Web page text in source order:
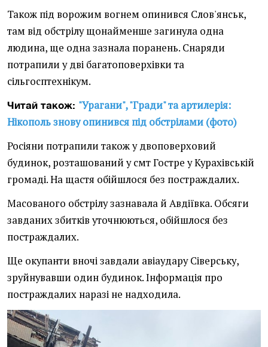
Також під ворожим вогнем опинився Слов'янськ,
там від обстрілу щонайменше загинула одна
людина, ще одна зазнала поранень. Снаряди
потрапили у дві багатоповерхівки та
сільгосптехнікум.
Читай також: "Урагани", "Гради" та артилерія:
Нікополь знову опинився під обстрілами (фото)
Росіяни потрапили також у двоповерховий
будинок, розташований у смт Гостре у Курахівській
громаді. На щастя обійшлося без постраждалих.
Масованого обстрілу зазнавала й Авдіївка. Обсяги
завданих збитків уточнюються, обійшлося без
постраждалих.
Ще окупанти вночі завдали авіаудару Сіверську,
зруйнувавши один будинок. Інформація про
постраждалих наразі не надходила.